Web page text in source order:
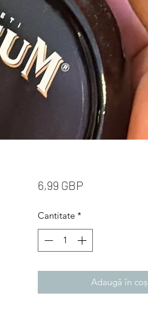
6,99 GBPPreț
Cantitate *
Adaugă în coș